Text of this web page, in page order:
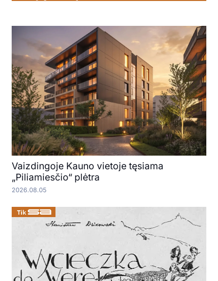
Vaizdingoje Kauno vietoje tęsiama
„Piliamiesčio“ plėtra
2026.08.05